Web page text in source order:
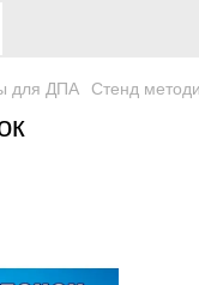
для ДПА Стенд